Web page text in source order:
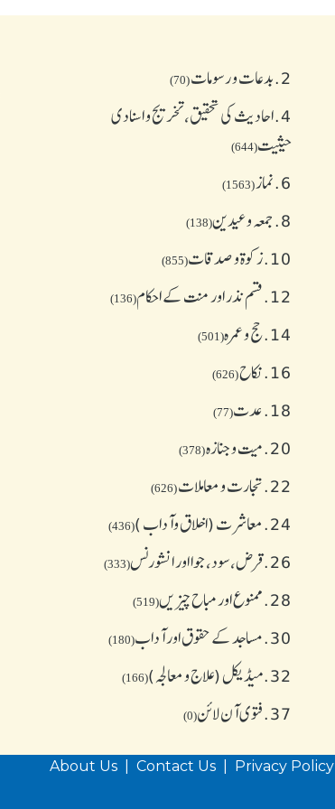
2. بدعات و رسومات(70)
4. احادیث کی تحقیق، تخریج و اسنادی
حیثیت(644)
6. نماز(1563)
8. جمعہ وعیدین(138)
10. زکوة و صدقات(855)
12. قسم نذر اور منت کے احکام(136)
14. حج و عمرہ(501)
16. نکاح(626)
18. عدت(77)
20. میت و جنازہ(378)
22. تجارت و معاملات(626)
24. معاشرت (اخلاق وآداب )(436)
26. قرض،سود، جوا اور انشورنس(333)
28. ممنوع اور مباح چیز یں(519)
30. مساجد کے حقوق اور آداب(180)
32. میڈیکل (علاج و معالجہ)(166)
37. فتوی آن لائن(0)
About Us Contact Us Privacy Policy